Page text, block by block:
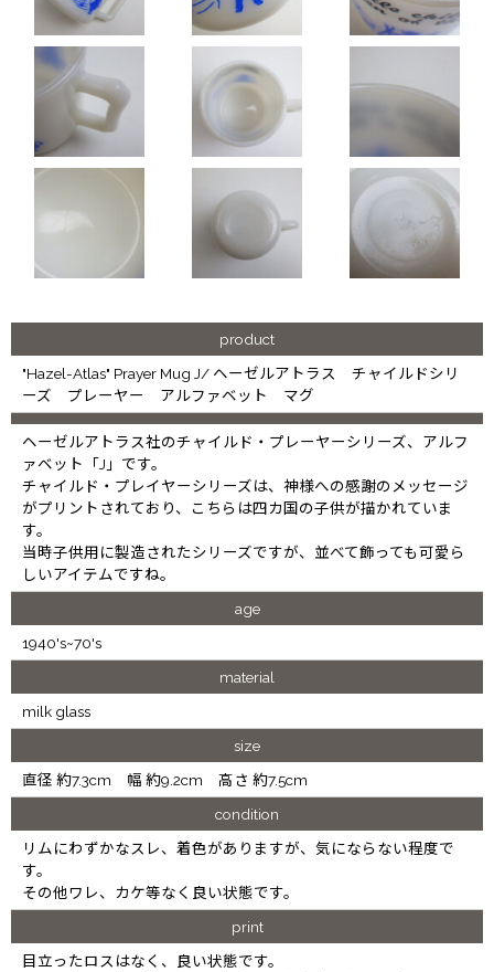
product
"Hazel-Atlas" Prayer Mug J/ ヘーゼルアトラス チャイルドシリ
ーズ プレーヤー アルファベット マグ
ヘーゼルアトラス社のチャイルド・プレーヤーシリーズ、アルフ
ァベット「J」です。
チャイルド・プレイヤーシリーズは、神様への感謝のメッセージ
がプリントされており、こちらは四カ国の子供が描かれていま
す。
当時子供用に製造されたシリーズですが、並べて飾っても可愛ら
しいアイテムですね。
age
1940's~70's
material
milk glass
size
直径 約7.3cm 幅 約9.2cm 高さ 約7.5cm
condition
リムにわずかなスレ、着色がありますが、気にならない程度で
す。
その他ワレ、カケ等なく良い状態です。
print
目立ったロスはなく、良い状態です。